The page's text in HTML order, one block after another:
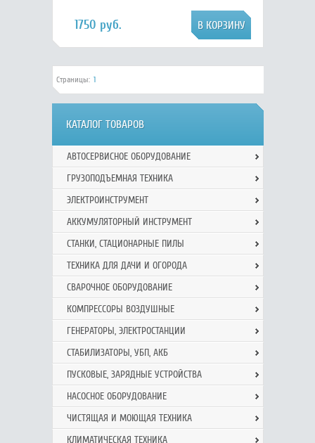
1750 руб.
Страницы: 1
КАТАЛОГ ТОВАРОВ
АВТОСЕРВИСНОЕ ОБОРУДОВАНИЕ
ГРУЗОПОДЪЕМНАЯ ТЕХНИКА
ЭЛЕКТРОИНСТРУМЕНТ
АККУМУЛЯТОРНЫЙ ИНСТРУМЕНТ
СТАНКИ, СТАЦИОНАРНЫЕ ПИЛЫ
ТЕХНИКА ДЛЯ ДАЧИ И ОГОРОДА
СВАРОЧНОЕ ОБОРУДОВАНИЕ
КОМПРЕССОРЫ ВОЗДУШНЫЕ
ГЕНЕРАТОРЫ, ЭЛЕКТРОСТАНЦИИ
СТАБИЛИЗАТОРЫ, УБП, АКБ
ПУСКОВЫЕ, ЗАРЯДНЫЕ УСТРОЙСТВА
НАСОСНОЕ ОБОРУДОВАНИЕ
ЧИСТЯЩАЯ И МОЮЩАЯ ТЕХНИКА
КЛИМАТИЧЕСКАЯ ТЕХНИКА